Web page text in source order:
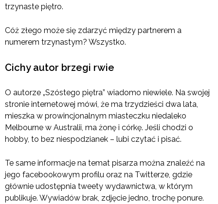
trzynaste piętro.
Cóż złego może się zdarzyć między partnerem a
numerem trzynastym? Wszystko.
Cichy autor brzegi rwie
O autorze „Szóstego piętra” wiadomo niewiele. Na swojej
stronie internetowej mówi, że ma trzydzieści dwa lata,
mieszka w prowincjonalnym miasteczku niedaleko
Melbourne w Australii, ma żonę i córkę. Jeśli chodzi o
hobby, to bez niespodzianek – lubi czytać i pisać.
Te same informacje na temat pisarza można znaleźć na
jego facebookowym profilu oraz na Twitterze, gdzie
głównie udostępnia tweety wydawnictwa, w którym
publikuje. Wywiadów brak, zdjęcie jedno, trochę ponure.